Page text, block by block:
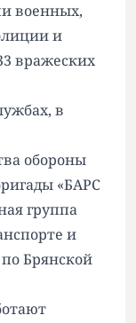
военных,
и
вражеских
в
обороны
«БАРС
группа
и
Брянской